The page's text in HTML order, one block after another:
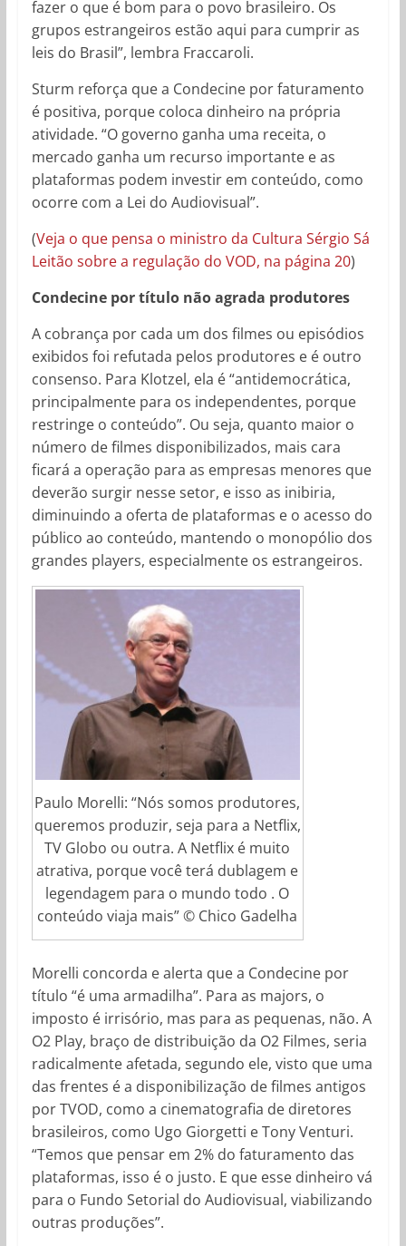
fazer o que é bom para o povo brasileiro. Os
grupos estrangeiros estão aqui para cumprir as
leis do Brasil”, lembra Fraccaroli.
Sturm reforça que a Condecine por faturamento
é positiva, porque coloca dinheiro na própria
atividade. “O governo ganha uma receita, o
mercado ganha um recurso importante e as
plataformas podem investir em conteúdo, como
ocorre com a Lei do Audiovisual”.
(Veja o que pensa o ministro da Cultura Sérgio Sá
Leitão sobre a regulação do VOD, na página 20)
Condecine por título não agrada produtores
A cobrança por cada um dos filmes ou episódios
exibidos foi refutada pelos produtores e é outro
consenso. Para Klotzel, ela é “antidemocrática,
principalmente para os independentes, porque
restringe o conteúdo”. Ou seja, quanto maior o
número de filmes disponibilizados, mais cara
ficará a operação para as empresas menores que
deverão surgir nesse setor, e isso as inibiria,
diminuindo a oferta de plataformas e o acesso do
público ao conteúdo, mantendo o monopólio dos
grandes players, especialmente os estrangeiros.
Paulo Morelli: “Nós somos produtores,
queremos produzir, seja para a Netflix,
TV Globo ou outra. A Netflix é muito
atrativa, porque você terá dublagem e
legendagem para o mundo todo . O
conteúdo viaja mais” © Chico Gadelha
Morelli concorda e alerta que a Condecine por
título “é uma armadilha”. Para as majors, o
imposto é irrisório, mas para as pequenas, não. A
O2 Play, braço de distribuição da O2 Filmes, seria
radicalmente afetada, segundo ele, visto que uma
das frentes é a disponibilização de filmes antigos
por TVOD, como a cinematografia de diretores
brasileiros, como Ugo Giorgetti e Tony Venturi.
“Temos que pensar em 2% do faturamento das
plataformas, isso é o justo. E que esse dinheiro vá
para o Fundo Setorial do Audiovisual, viabilizando
outras produções”.